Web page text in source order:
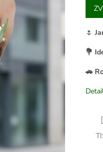
cena:
🌷
💐
🚗